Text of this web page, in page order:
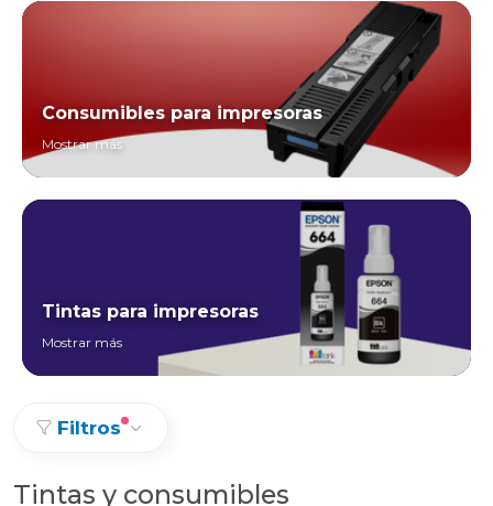
Consumibles para impresoras
Mostrar más
Tintas para impresoras
Mostrar más
Filtros
Tintas y consumibles